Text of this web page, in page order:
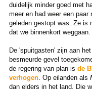
duidelijk minder goed met
meer en had weer een
geleden gestopt was. Ze is
dat we binnenkort
De 'spuitgasten' zijn aan
besmeurde gevel
de regering van plan is de
verhogen. Op eilanden als
dan elders in het land. Die